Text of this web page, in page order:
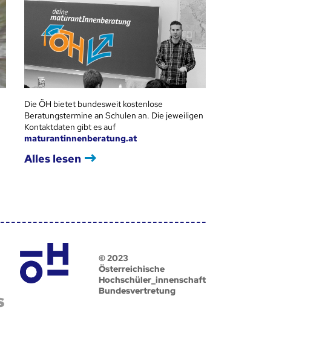
Die ÖH bietet bundesweit kostenlose
Beratungstermine an Schulen an. Die jeweiligen
Kontaktdaten gibt es auf
maturantinnenberatung.at
Alles lesen
© 2023
Österreichische
Hochschüler_innenschaft
Bundesvertretung